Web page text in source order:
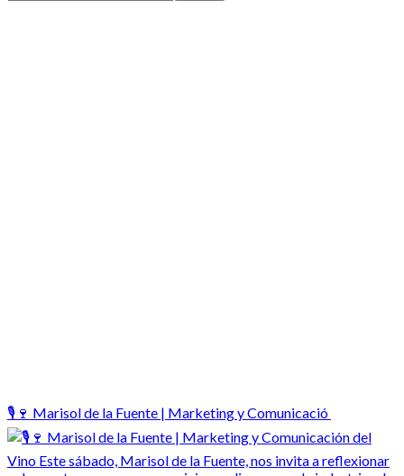
🎙️🍷 Marisol de la Fuente | Marketing y Comunicació